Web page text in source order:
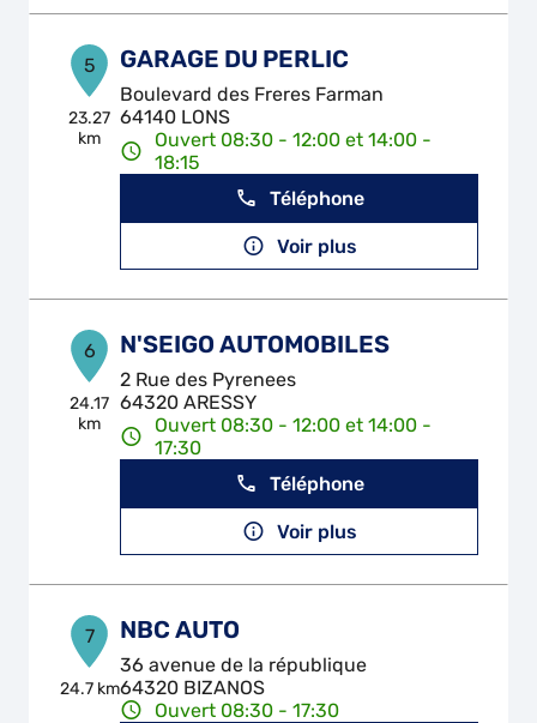
5
23.27
km
GARAGE DU PERLIC
Boulevard des Freres Farman
64140 LONS
Ouvert 08:30 - 12:00 et 14:00 -
18:15
Téléphone
Voir plus
6
24.17
km
N'SEIGO AUTOMOBILES
2 Rue des Pyrenees
64320 ARESSY
Ouvert 08:30 - 12:00 et 14:00 -
17:30
Téléphone
Voir plus
7
24.7 km
NBC AUTO
36 avenue de la république
64320 BIZANOS
Ouvert 08:30 - 17:30